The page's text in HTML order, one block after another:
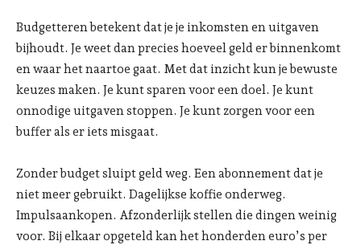
Budgetteren betekent dat je je inkomsten en uitgaven
bijhoudt. Je weet dan precies hoeveel geld er binnenkomt
en waar het naartoe gaat. Met dat inzicht kun je bewuste
keuzes maken. Je kunt sparen voor een doel. Je kunt
onnodige uitgaven stoppen. Je kunt zorgen voor een
buffer als er iets misgaat.
Zonder budget sluipt geld weg. Een abonnement dat je
niet meer gebruikt. Dagelijkse koffie onderweg.
Impulsaankopen. Afzonderlijk stellen die dingen weinig
voor. Bij elkaar opgeteld kan het honderden euro’s per